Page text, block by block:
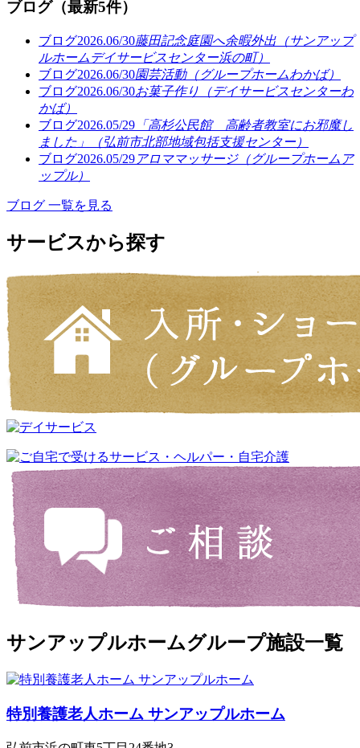
ブログ（最新5件）
ブログ2026.06/30藤田記念庭園へ余暇外出（サンアップ
ルホームデイサービスセンター浜の町）
ブログ2026.06/30園芸活動（グループホームわかば）
ブログ2026.06/30お菓子作り（デイサービスセンターわ
かば）
ブログ2026.05/29 「高杉公民館 高齢者教室にお邪魔し
ました」（弘前市北部地域包括支援センター）
ブログ2026.05/29 アロママッサージ（グループホームア
ップル）
ブログ 一覧を見る
サービスから探す
サンアップルホームグループ施設一覧
特別養護老人ホーム サンアップルホーム